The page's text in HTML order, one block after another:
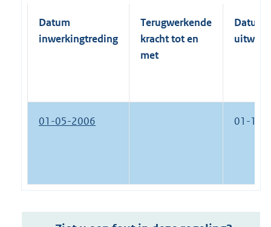
Datum
inwerkingtreding
Terugwerkende
kracht tot en
met
Datum
01-05-2006 01-12-